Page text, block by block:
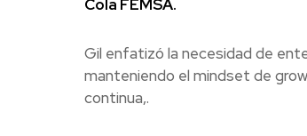
Cola FEMSA.
Gil enfatizó la necesidad de
manteniendo el mindset de
continua,.